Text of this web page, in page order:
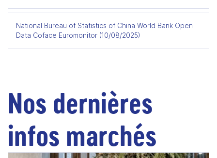
National Bureau of Statistics of China World Bank Open
Data Coface Euromonitor (10/08/2025)
Nos dernières
infos marchés